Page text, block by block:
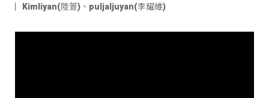
Kimliyan(陸萱) 、 puljaljuyan(李耀維)